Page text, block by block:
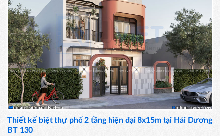
Thiết kế biệt thự phố 2 tầng hiện đại 8x15m tại Hải Dương
BT 130